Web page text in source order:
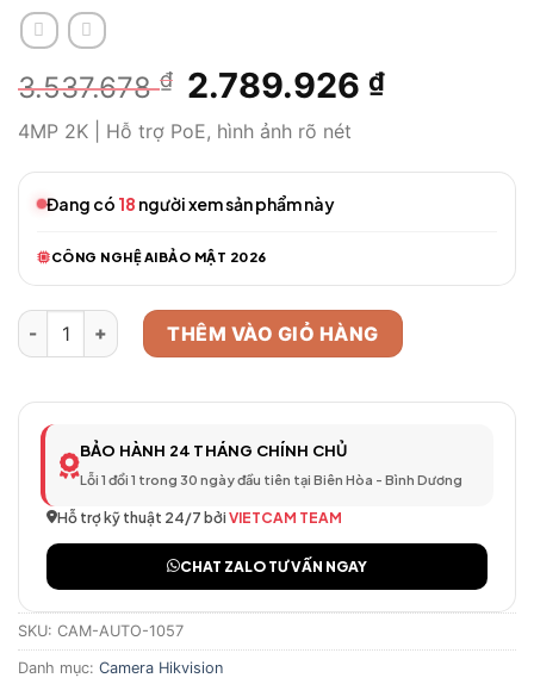
3.537.678₫
Giá
gốc
là:
3.537.678 ₫.
2.789.926 ₫Giá
là:
4MP 2K | Hỗ trợ PoE, hình ảnh rõ nét
Đang có 18 người xem sản phẩm này
CÔNG NGHỆ AIBẢO MẬT 2026
Camera WiFi Thông Minh Model 58 – Full HD số lượng
THÊM VÀO GIỎ HÀNG
BẢO HÀNH 24 THÁNG CHÍNH CHỦ
Lỗi 1 đổi 1 trong 30 ngày đầu tiên tại Biên Hòa - Bình Dương
Hỗ trợ kỹ thuật 24/7 bởi VIETCAM TEAM
CHAT ZALO TƯ VẤN NGAY
SKU: CAM-AUTO-1057
Danh mục: Camera Hikvision